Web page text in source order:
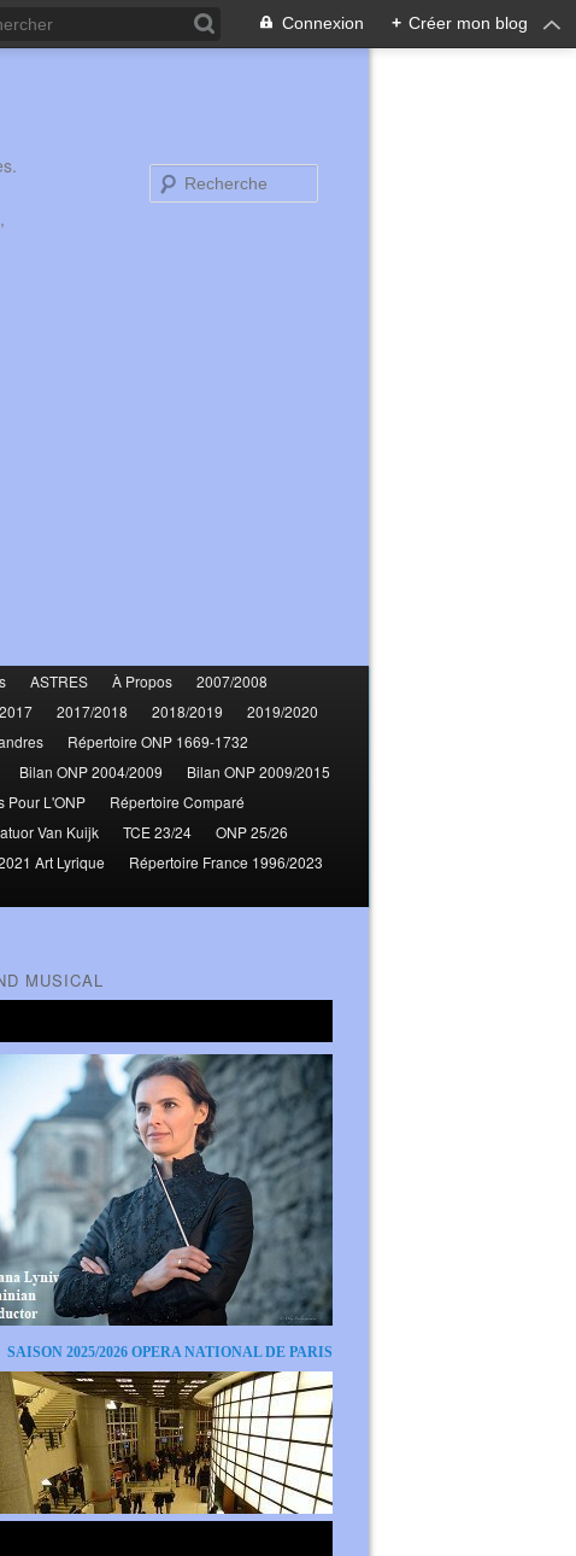
Connexion + Créer mon blog
ASTRES À Propos
2007/2008
2017/2018 2018/2019
2019/2020
Répertoire ONP 1669-1732
Bilan ONP 2004/2009
Bilan ONP 2009/2015
Pour L'ONP
Répertoire Comparé
Van Kuijk TCE 23/24
ONP 25/26
Art Lyrique
Répertoire France 1996/2023
MUSICAL
SAISON 2025/2026 OPERA NATIONAL DE PARIS